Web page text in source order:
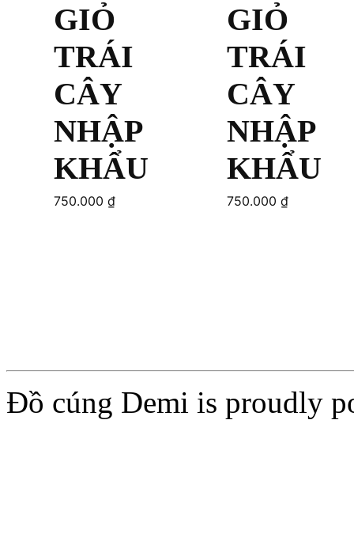
GIỎ
TRÁI
CÂY
NHẬP
KHẨU
750.000 ₫
GIỎ
TRÁI
CÂY
NHẬP
KHẨU
750.000₫
Đồ cúng Demi is proudly